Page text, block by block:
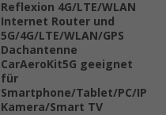
Reflexion 4G/LTE/WLAN
Internet Router und
5G/4G/LTE/WLAN/GPS
Dachantenne
CarAeroKit5G geeignet
für
Smartphone/Tablet/PC/IP
Kamera/Smart TV